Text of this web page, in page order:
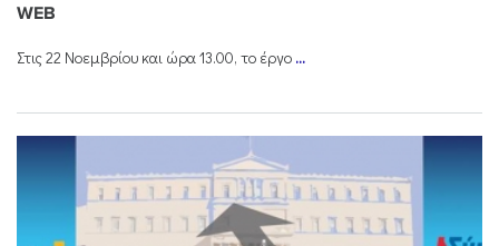
WEB
Στις 22 Νοεμβρίου και ώρα 13.00, το έργο ...